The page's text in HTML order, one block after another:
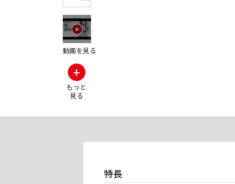
動画を見る
+
もっと
見る
特長